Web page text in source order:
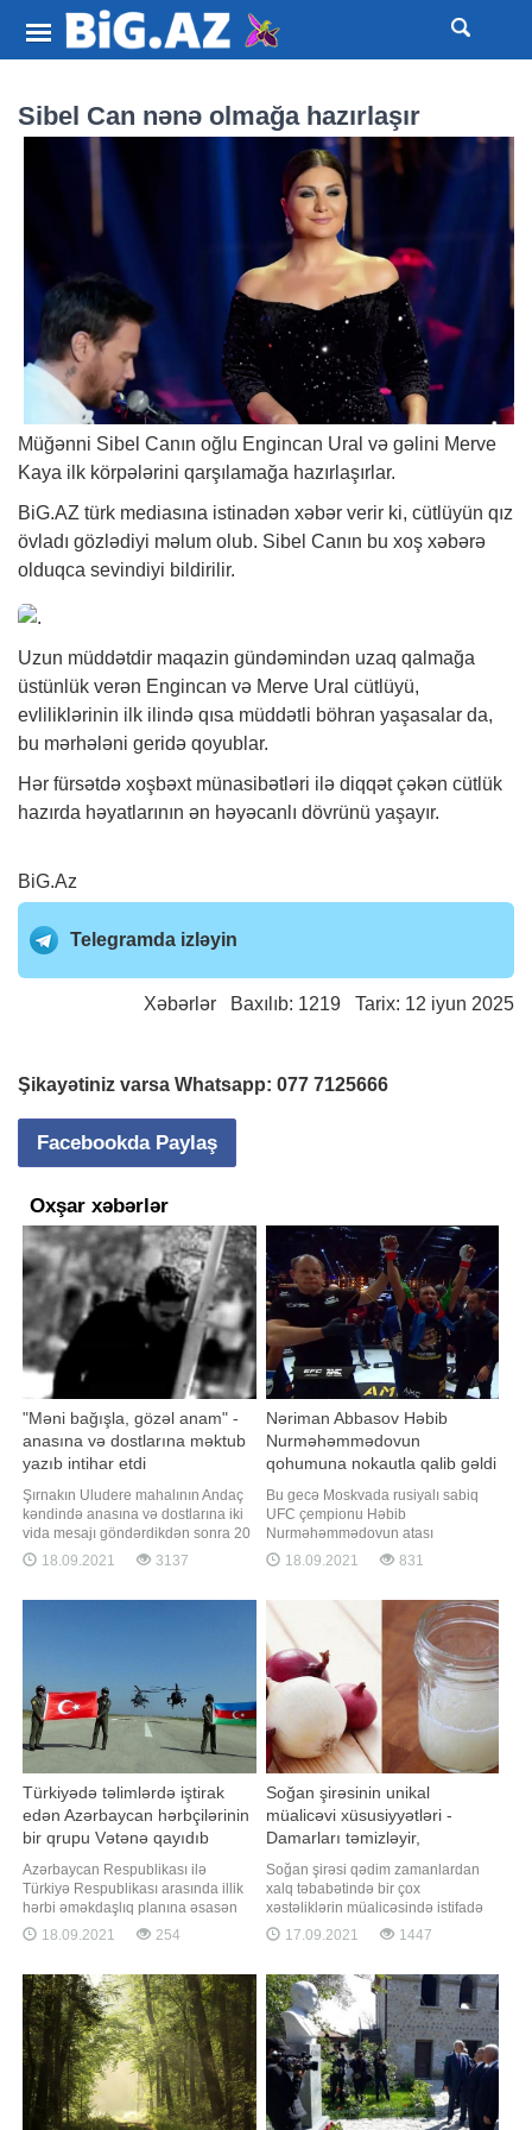
Sibel Can nənə olmağa hazırlaşır
Müğənni Sibel Canın oğlu Engincan Ural və gəlini Merve
Kaya ilk körpələrini qarşılamağa hazırlaşırlar.
BiG.AZ türk mediasına istinadən xəbər verir ki, cütlüyün qız
övladı gözlədiyi məlum olub. Sibel Canın bu xoş xəbərə
olduqca sevindiyi bildirilir.
Uzun müddətdir maqazin gündəmindən uzaq qalmağa
üstünlük verən Engincan və Merve Ural cütlüyü,
evliliklərinin ilk ilində qısa müddətli böhran yaşasalar da,
bu mərhələni geridə qoyublar.
Hər fürsətdə xoşbəxt münasibətləri ilə diqqət çəkən cütlük
hazırda həyatlarının ən həyəcanlı dövrünü yaşayır.
BiG.Az
Telegramda izləyin
Xəbərlər Baxılıb: 1219 Tarix: 12 iyun 2025
Şikayətiniz varsa Whatsapp: 077 7125666
Facebookda Paylaş
Oxşar xəbərlər
"Məni bağışla, gözəl anam" -
anasına və dostlarına məktub
yazıb intihar etdi
Şırnakın Uludere mahalının Andaç
kəndində anasına və dostlarına iki
vida mesajı göndərdikdən sonra 20
yaşlı bir gənc 35 metr yüksəklikdəki
uçurumdan tullanaraq intihar edib.
18.09.2021 3137
Nəriman Abbasov Həbib
Nurməhəmmədovun
qohumuna nokautla qalib gəldi
- VİDEO
Bu gecə Moskvada rusiyalı sabiq
UFC çempionu Həbib
Nurməhəmmədovun atası
Əbdülmanaf Nurməhəmmədovun
xatirəsinə həsr edilən turnir keçirilib.
azərbaycanlı döyüşçü Nəriman
Abbasov rusiyalı Şamil Zavurovla
qarşılaşıb. Abbasov rəqibini ilk
raunddaca nokauta salıb. Qey
18.09.2021 831
Türkiyədə təlimlərdə iştirak
edən Azərbaycan hərbçilərinin
bir qrupu Vətənə qayıdıb
Azərbaycan Respublikası ilə
Türkiyə Respublikası arasında illik
hərbi əməkdaşlıq planına əsasən
keçirilən "TurAz Şahini - 2021" birgə
taktiki-uçuş təlimində iştirak edən
Qüvvələrinin bir qrup heyəti və
aviasiya vasitələri Vətənə qayıdıb.
Bu barədə BİG.AZ-a Müdafiə
Nazirliyində
18.09.2021 254
Soğan şirəsinin unikal
müalicəvi xüsusiyyətləri -
Damarları təmizləyir,
xərçəngdən qoruyur
Soğan şirəsi qədim zamanlardan
xalq təbabətində bir çox
xəstəliklərin müalicəsində istifadə
olunur. Soğanı və soğan şirəsini
"təbii antibiotik" adlandırırlar.
bakterial infeksiyaların
müalicəsində soğan şirəsi çox
geniş istifadə olunurdu. Bu haqda
məlumatla
17.09.2021 1447